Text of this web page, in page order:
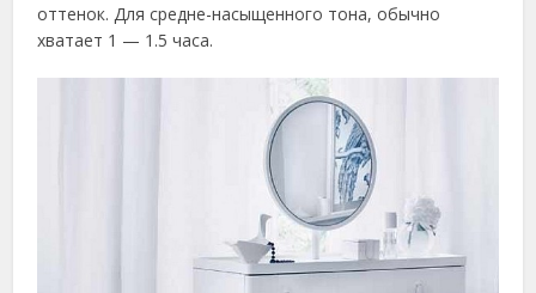
оттенок. Для средне-насыщенного тона, обычно
хватает 1 — 1.5 часа.